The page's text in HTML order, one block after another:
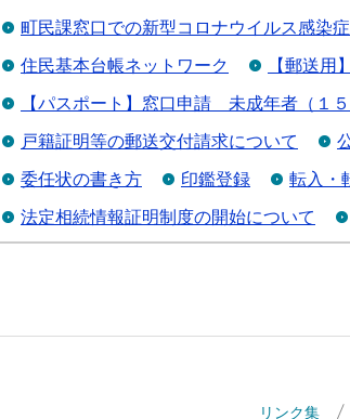
町民課窓口での新型コロナウイルス感染
住民基本台帳ネットワーク 【郵送用
【パスポート】窓口申請 未成年者（１
戸籍証明等の郵送交付請求について
委任状の書き方 印鑑登録 転入・
法定相続情報証明制度の開始について
リンク集